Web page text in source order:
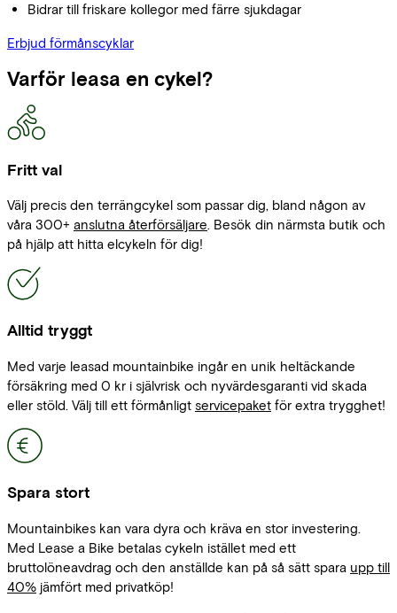
Bidrar till friskare kollegor med färre sjukdagar
Erbjud förmånscyklar
Varför leasa en cykel?
Fritt val
Välj precis den terrängcykel som passar dig, bland någon av
våra 300+ anslutna återförsäljare. Besök din närmsta butik och
på hjälp att hitta elcykeln för dig!
Alltid tryggt
Med varje leasad mountainbike ingår en unik heltäckande
försäkring med 0 kr i självrisk och nyvärdesgaranti vid skada
eller stöld. Välj till ett förmånligt servicepaket för extra trygghet!
Spara stort
Mountainbikes kan vara dyra och kräva en stor investering.
Med Lease a Bike betalas cykeln istället med ett
bruttolöneavdrag och den anställde kan på så sätt spara upp till
40% jämfört med privatköp!